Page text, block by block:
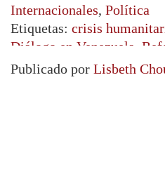
Internacionales, Política
Etiquetas: crisis
Diálogo en Venezuela
Publicado por Lisbeth